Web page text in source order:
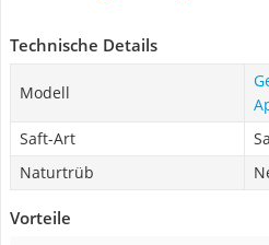
Technische Details
Modell
Saft-Art
Naturtrüb
Vorteile